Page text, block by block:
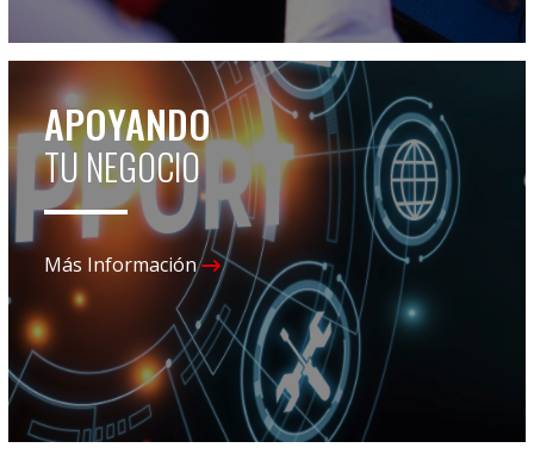
APOYANDO
TU NEGOCIO
Más Información